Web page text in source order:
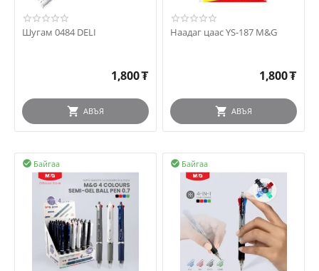
Шугам 0484 DELI
1,800₮
АВЪЯ
Наадаг цаас YS-187 M&G
1,800₮
АВЪЯ
Байгаа
 Байгаа
